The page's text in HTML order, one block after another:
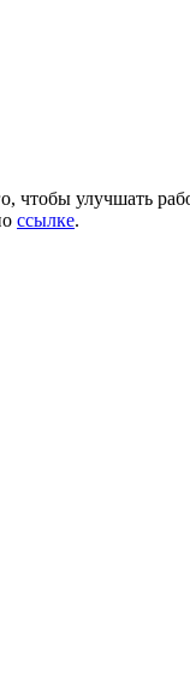
улучшать
ссылке.